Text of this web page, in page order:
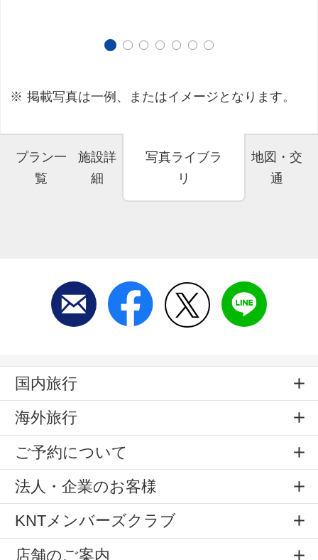
掲載写真は一例、またはイメージとなります。
プラン一
覧
施設詳
細
写真ライブラ
リ
地図・交
通
国内旅行
海外旅行
ご予約について
法人・企業のお客様
KNTメンバーズクラブ
店舗のご案内